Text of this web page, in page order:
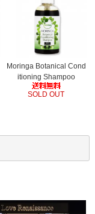
Moringa Botanical Cond
itioning Shampoo
SOLD OUT